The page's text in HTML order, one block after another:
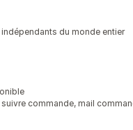
du monde entier
commande, mail